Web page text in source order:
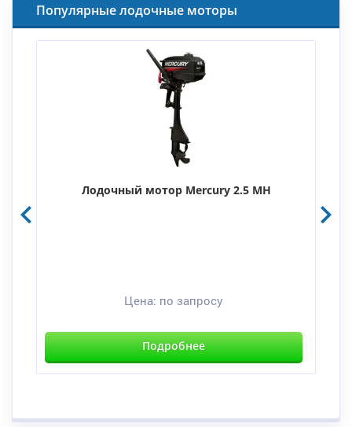
Популярные лодочные моторы
Лодочный мотор Mercury 2.5 MH
Цена: по запросу
Подробнее